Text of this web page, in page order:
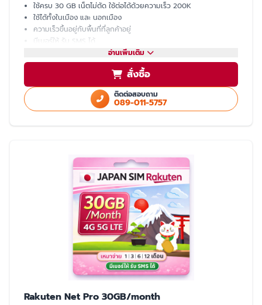
ใช้ครบ 30 GB เน็ตไม่ตัด ใช้ต่อได้ด้วยความเร็ว 200K
ใช้ได้ทั้งในเมือง และ นอกเมือง
ความเร็วขึ้นอยู่กับพื้นที่ที่ลูกค้าอยู่
มีเบอร์ให้ รับ SMS ได้
โทรเข้า-ออก ไม่ได้ ต้องโทรผ่าน LINE
แชร์ hotspot ไม่ได้
บริการหลังการขายโดย ทีมงานคนไทย
อ่านเพิ่มเติม
สั่งซื้อ
ติดต่อสอบถาม
089-011-5757
Rakuten Net Pro 30GB/month